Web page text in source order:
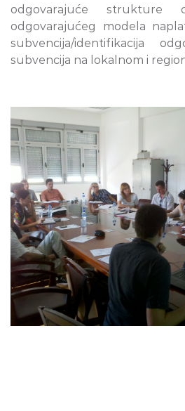
odgovarajuće strukture
odgovarajućeg modela
subvencija/identifikacija
subvencija na lokalnom i